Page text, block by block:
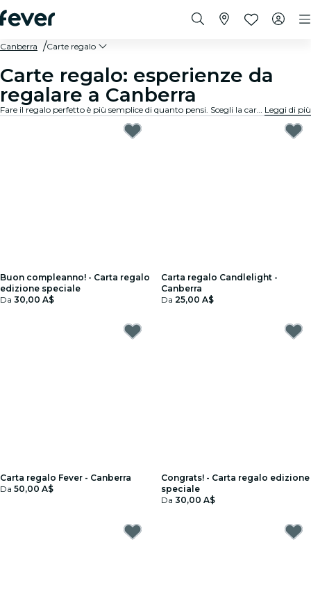
Canberra Carte regalo
Carte regalo: esperienze da
regalare a Canberra
Fare il regalo perfetto è più semplice di quanto pensi. Scegli la carta regalo, seleziona l'importo e regala un momento indimenticabile. Zero stress, massima flessibilità, successo garantito. Leggi di più
Buon compleanno! - Carta regalo
edizione speciale
Da 30,00 A$
Carta regalo Candlelight -
Canberra
Da 25,00 A$
Carta regalo Fever - Canberra
Da 50,00 A$
Congrats! - Carta regalo edizione
speciale
Da 30,00 A$